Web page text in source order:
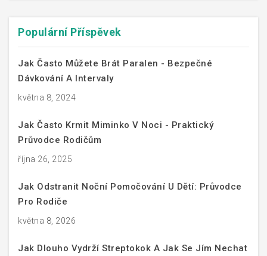
Populární Příspěvek
Jak Často Můžete Brát Paralen - Bezpečné
Dávkování A Intervaly
května 8, 2024
Jak Často Krmit Miminko V Noci - Praktický
Průvodce Rodičům
října 26, 2025
Jak Odstranit Noční Pomočování U Dětí: Průvodce
Pro Rodiče
května 8, 2026
Jak Dlouho Vydrží Streptokok A Jak Se Jím Nechat